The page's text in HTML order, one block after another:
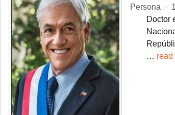
Persona
·
Doctor
… read